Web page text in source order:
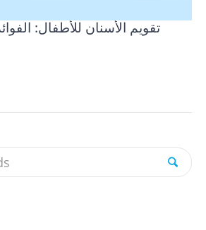
تقويم الأسنان للأطفال: